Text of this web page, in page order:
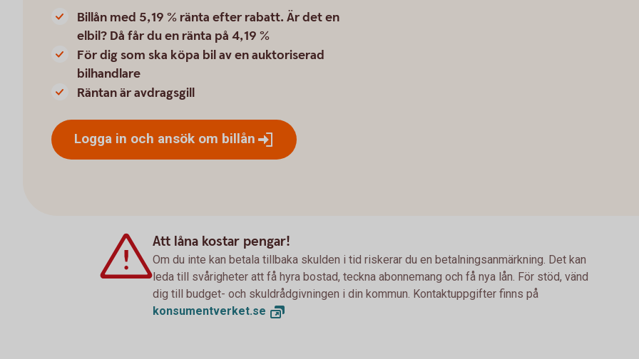
Billån med 5,19 % ränta efter rabatt. Är det en
elbil? Då får du en ränta på 4,19 %
För dig som ska köpa bil av en auktoriserad
bilhandlare
Räntan är avdragsgill
Logga in och ansök om billån
Att låna kostar pengar!
Om du inte kan betala tillbaka skulden i tid riskerar du en betalningsanmärkning. Det kan
leda till svårigheter att få hyra bostad, teckna abonnemang och få nya lån. För stöd, vänd
dig till budget- och skuldrådgivningen i din kommun. Kontaktuppgifter finns på
konsumentverket.se